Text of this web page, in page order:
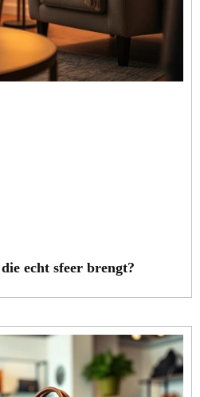
echt sfeer brengt?